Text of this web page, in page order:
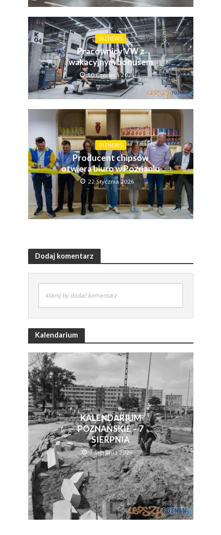
BIZNEWS
Pracownicy VW z
wakacyjnym bonusem
10 Czerwca 2026
BIZNEWS
Producent chipsów
otwiera biuro w Poznaniu
22 Stycznia 2026
Dodaj komentarz
kliknij by dodać komentarz
Kalendarium
KALENDARIUM
POZNAŃSKIE – 7
SIERPNIA
7 Sierpnia 2026